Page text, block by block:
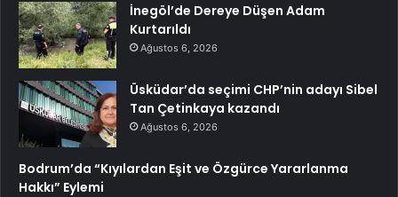
İnegöl’de Dereye Düşen Adam
Kurtarıldı
Ağustos 6, 2026
Üsküdar’da seçimi CHP’nin adayı Sibel
Tan Çetinkaya kazandı
Ağustos 6, 2026
Bodrum’da “Kıyılardan Eşit ve Özgürce Yararlanma
Hakkı” Eylemi